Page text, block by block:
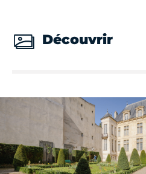
Découvrir